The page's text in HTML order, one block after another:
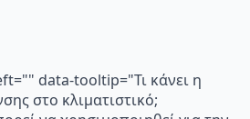
data-tooltip="Τι κάνει η
στο κλιματιστικό;